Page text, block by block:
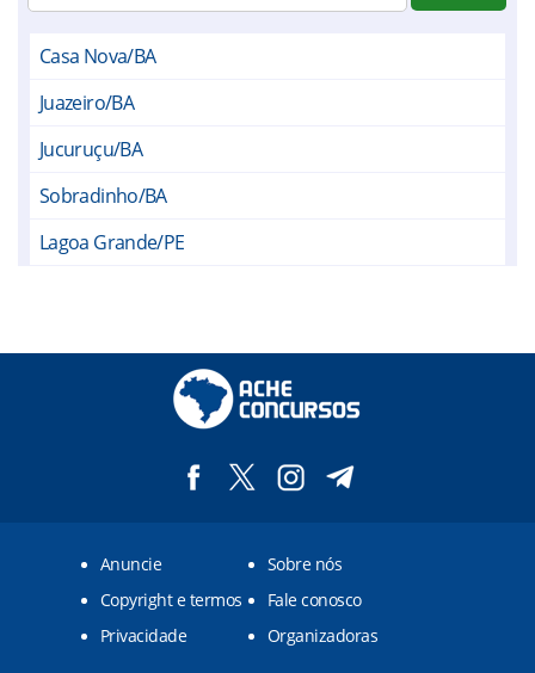
Casa Nova/BA
Juazeiro/BA
Jucuruçu/BA
Sobradinho/BA
Lagoa Grande/PE
Anuncie
Sobre nós
Copyright e termos
Fale conosco
Privacidade
Organizadoras